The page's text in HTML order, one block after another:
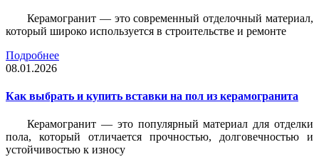
Керамогранит — это современный отделочный материал,
который широко используется в строительстве и ремонте
Подробнее
08.01.2026
Как выбрать и купить вставки на пол из керамогранита
Керамогранит — это популярный материал для отделки
пола, который отличается прочностью, долговечностью и
устойчивостью к износу